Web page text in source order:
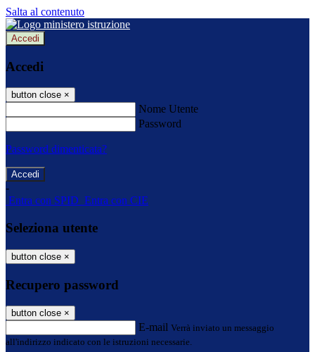
Salta al contenuto
Accedi
Accedi
button close ×
Nome Utente
Password
Password dimenticata?
-
Entra con SPID Entra con CIE
Seleziona utente
button close ×
Recupero password
button close ×
E-mail Verrà inviato un messaggio
all'indirizzo indicato con le istruzioni necessarie.